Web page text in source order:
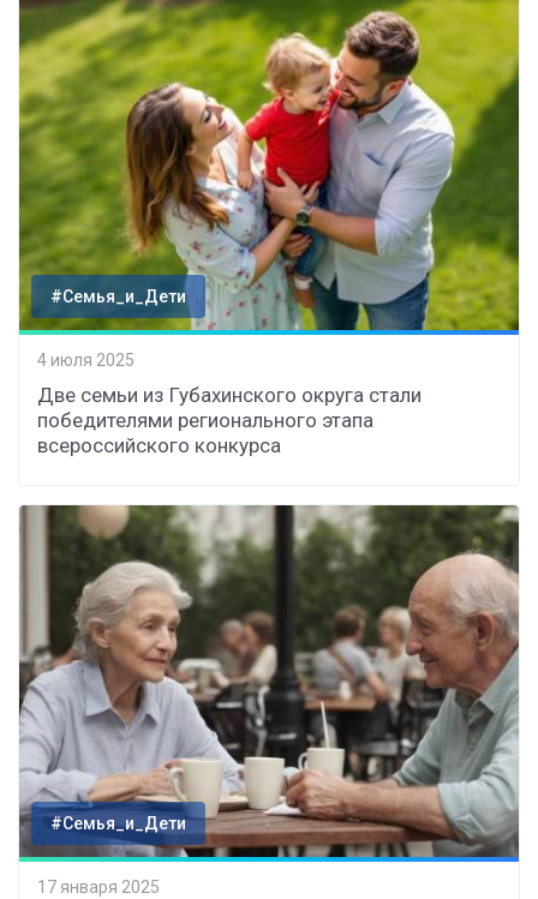
#Семья_и_Дети
4 июля 2025
Две семьи из Губахинского округа стали
победителями регионального этапа
всероссийского конкурса
#Семья_и_Дети
17 января 2025